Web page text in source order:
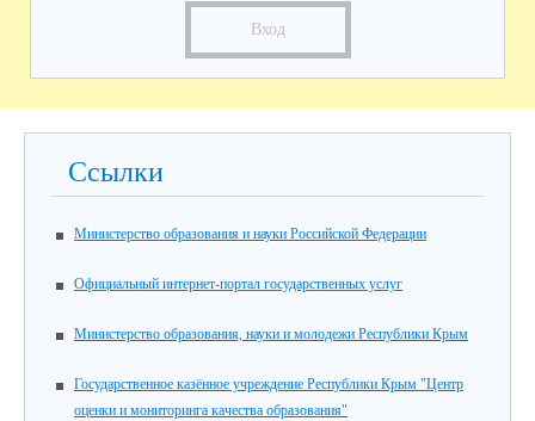
Вход
Ссылки
Министерство образования и науки Российской Федерации
Официальный интернет-портал государственных услуг
Министерство образования, науки и молодежи Республики Крым
Государственное казённое учреждение Республики Крым "Центр
оценки и мониторинга качества образования"